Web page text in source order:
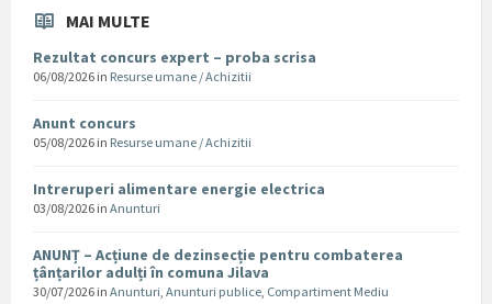
MAI MULTE
Rezultat concurs expert – proba scrisa
06/08/2026 in Resurse umane / Achizitii
Anunt concurs
05/08/2026 in Resurse umane / Achizitii
Intreruperi alimentare energie electrica
03/08/2026 in Anunturi
ANUNȚ – Acțiune de dezinsecție pentru combaterea
țânțarilor adulți în comuna Jilava
30/07/2026 in Anunturi, Anunturi publice, Compartiment Mediu